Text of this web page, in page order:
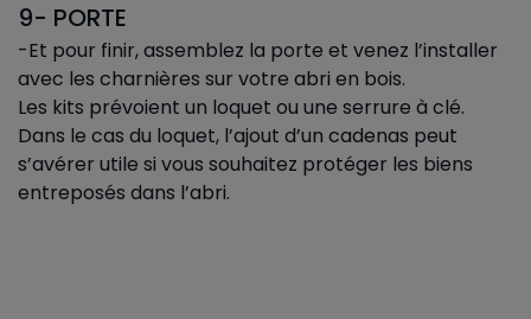
9- PORTE
-Et pour finir, assemblez la porte et venez l’installer
avec les charnières sur votre abri en bois.
Les kits prévoient un loquet ou une serrure à clé.
Dans le cas du loquet, l’ajout d’un cadenas peut
s’avérer utile si vous souhaitez protéger les biens
entreposés dans l’abri.